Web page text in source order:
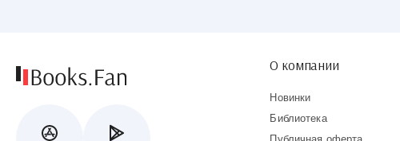
О компании
Новинки
Библиотека